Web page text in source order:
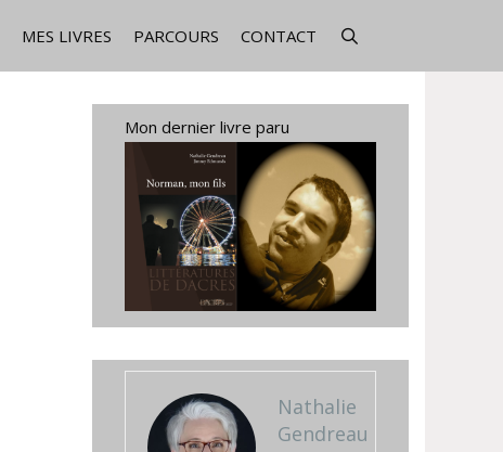
MES LIVRES PARCOURS CONTACT
Mon dernier livre paru
Nathalie
Gendreau